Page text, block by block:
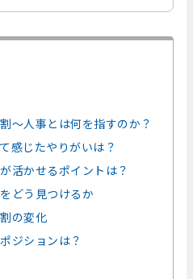
～人事とは何を指すのか？
感じたやりがいは？
活かせるポイントは？
どう見つけるか
の変化
ジションは？